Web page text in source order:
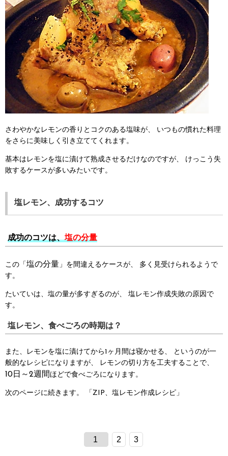
さわやかなレモンの香りとコクのある塩味が、
いつもの慣れた料理
をさらに美味しく引き立ててくれます。
基本はレモンを塩に漬けて熟成させるだけなのですが、
けっこう失
敗するケースが多いみたいです。
塩レモン、成功するコツ
成功のコツは、塩の分量
この「 塩の分量 」を間違えるケースが、
多く見受けられるようで
す。
たいていは、塩の量が多すぎるのが、
塩レモン作成失敗の原因で
す。
塩レモン、食べごろの時期は？
また、レモンを塩に漬けてから1ヶ月間は寝かせる、
というのが一
般的なレシピになりますが、
レモンの切り方を工夫することで、
10日～2週間ほどで食べごろになります。
次のページに続きます。 「ZIP、塩レモン作成レシピ」
1 2 3